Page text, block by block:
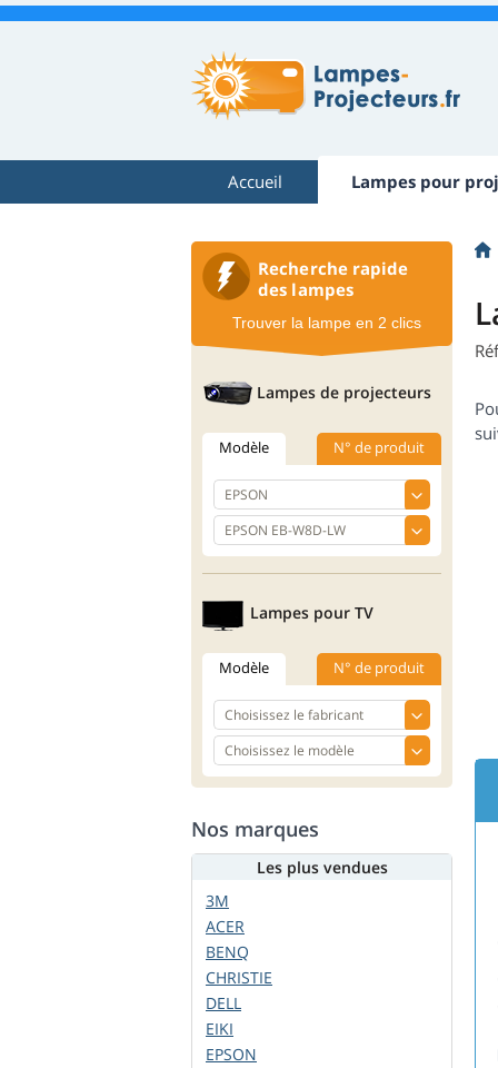
Accueil Lampes pour
Recherche rapide
des lampes
Trouver la lampe en 2 clics
Lampes de projecteurs
Modèle N° de produit
Lampes pour TV
Modèle N° de produit
Nos marques
Les plus vendues
3M
ACER
BENQ
CHRISTIE
DELL
EIKI
EPSON